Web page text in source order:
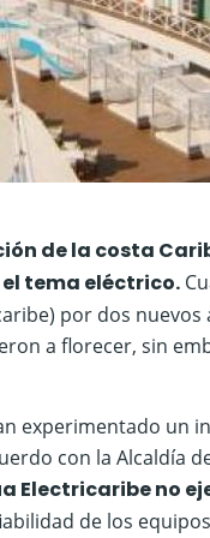
de la costa
tema eléctrico.
por dos nuevos
a florecer, sin
experimentado un
con la Alcaldía
Electricaribe no
de los